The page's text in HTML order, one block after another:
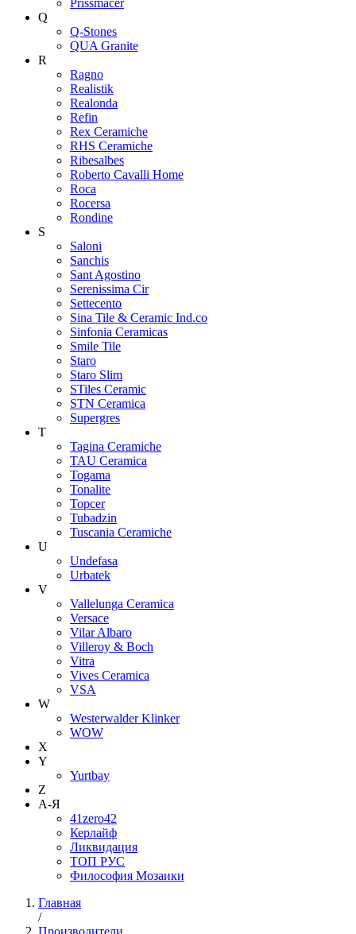
Q
Q-Stones
QUA Granite
R
Ragno
Realistik
Realonda
Refin
Rex Ceramiche
RHS Ceramiche
Ribesalbes
Roberto Cavalli Home
Roca
Rocersa
Rondine
S
Saloni
Sanchis
Sant Agostino
Serenissima Cir
Settecento
Sina Tile & Ceramic Ind.co
Sinfonia Ceramicas
Smile Tile
Staro
Staro Slim
STiles Ceramic
STN Ceramica
Supergres
T
Tagina Ceramiche
TAU Ceramica
Togama
Tonalite
Topcer
Tubadzin
Tuscania Ceramiche
U
Undefasa
Urbatek
V
Vallelunga Ceramica
Versace
Vilar Albaro
Villeroy & Boch
Vitra
Vives Ceramica
VSA
W
Westerwalder Klinker
WOW
X
Y
Yurtbay
Z
А-Я
41zero42
Керлайф
Ликвидация
ТОП РУС
Философия Мозаики
Главная
/
Производители